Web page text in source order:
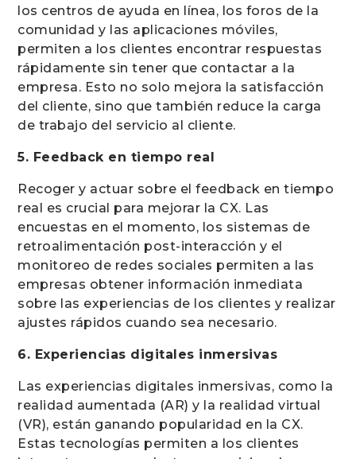
los centros de ayuda en línea, los foros de la
comunidad y las aplicaciones móviles,
permiten a los clientes encontrar respuestas
rápidamente sin tener que contactar a la
empresa. Esto no solo mejora la satisfacción
del cliente, sino que también reduce la carga
de trabajo del servicio al cliente.
5. Feedback en tiempo real
Recoger y actuar sobre el feedback en tiempo
real es crucial para mejorar la CX. Las
encuestas en el momento, los sistemas de
retroalimentación post-interacción y el
monitoreo de redes sociales permiten a las
empresas obtener información inmediata
sobre las experiencias de los clientes y realizar
ajustes rápidos cuando sea necesario.
6. Experiencias digitales inmersivas
Las experiencias digitales inmersivas, como la
realidad aumentada (AR) y la realidad virtual
(VR), están ganando popularidad en la CX.
Estas tecnologías permiten a los clientes